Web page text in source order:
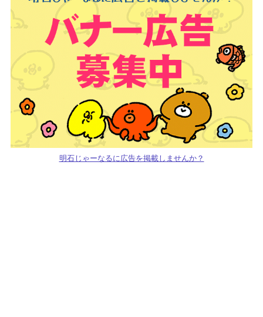
明石じゃーなるに広告を掲載しませんか？